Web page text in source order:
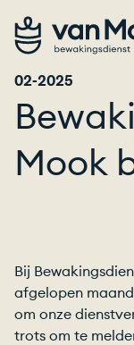
02-2025
Mook
Bij
afgelopen
om onze
trots om te